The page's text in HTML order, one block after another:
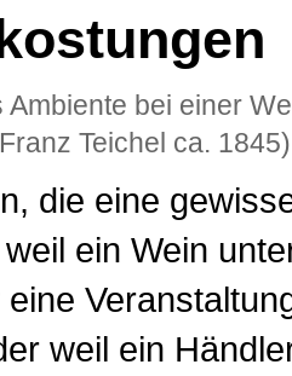
Ambiente bei einer
Teichel ca. 1845)
die eine
ein Wein
weil ein